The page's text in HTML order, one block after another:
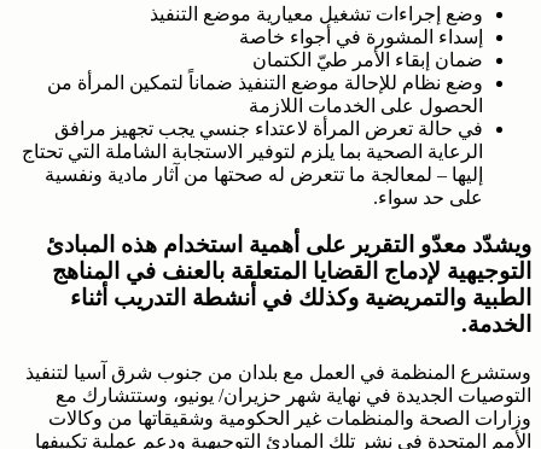
وضع إجراءات تشغيل معيارية موضع التنفيذ
إسداء المشورة في أجواء خاصة
ضمان إبقاء الأمر طيّ الكتمان
وضع نظام للإحالة موضع التنفيذ ضماناً لتمكين المرأة من
الحصول على الخدمات اللازمة
في حالة تعرض المرأة لاعتداء جنسي يجب تجهيز مرافق
الرعاية الصحية بما يلزم لتوفير الاستجابة الشاملة التي تحتاج
إليها – لمعالجة ما تتعرض له صحتها من آثار مادية ونفسية
على حد سواء.
ويشدّد معدّو التقرير على أهمية استخدام هذه المبادئ
التوجيهية لإدماج القضايا المتعلقة بالعنف في المناهج
الطبية والتمريضية وكذلك في أنشطة التدريب أثناء
الخدمة.
وستشرع المنظمة في العمل مع بلدان من جنوب شرق آسيا لتنفيذ
التوصيات الجديدة في نهاية شهر حزيران/ يونيو، وستتشارك مع
وزارات الصحة والمنظمات غير الحكومية وشقيقاتها من وكالات
الأمم المتحدة في نشر تلك المبادئ التوجيهية ودعم عملية تكييفها